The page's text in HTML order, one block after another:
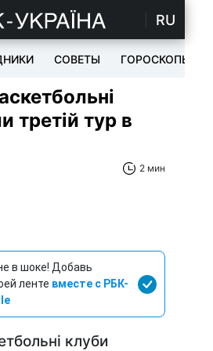
RU
СОВЕТЫ ГОРОСКОПЫ
третій тур в
2 мин
в шоке! Добавь
ленте вместе с РБК-
клуби